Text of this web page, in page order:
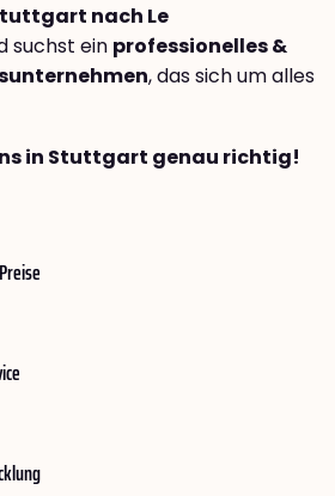
nach Le
suchst ein professionelles &
, das sich um alles
in Stuttgart genau richtig!